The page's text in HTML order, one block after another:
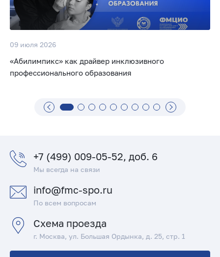
09 июля 2026
«Абилимпикс» как драйвер инклюзивного
профессионального образования
+7 (499) 009-05-52, доб. 6
Мы всегда на связи
info@fmc-spo.ru
По всем вопросам
Схема проезда
г. Москва, ул. Большая Ордынка, д. 25, стр. 1